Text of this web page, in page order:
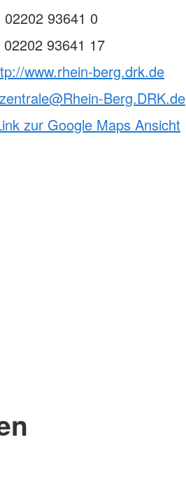
02202 93641 0
02202 93641 17
www.rhein-berg.drk.de
zentrale@Rhein-Berg.DRK.de
zur Google Maps Ansicht